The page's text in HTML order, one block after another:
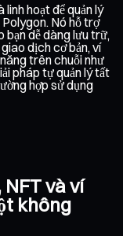
hoạt để quản lý
Nó hỗ trợ
bạn dễ dàng lưu trữ,
dịch cơ bản, ví
trên chuỗi như
pháp tự quản lý tất
hợp sử dụng
NFT và ví
không